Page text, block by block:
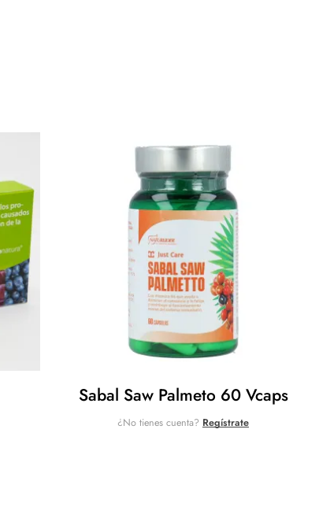
Sabal Saw Palmeto 60 Vcaps
¿No tienes cuenta? Regístrate